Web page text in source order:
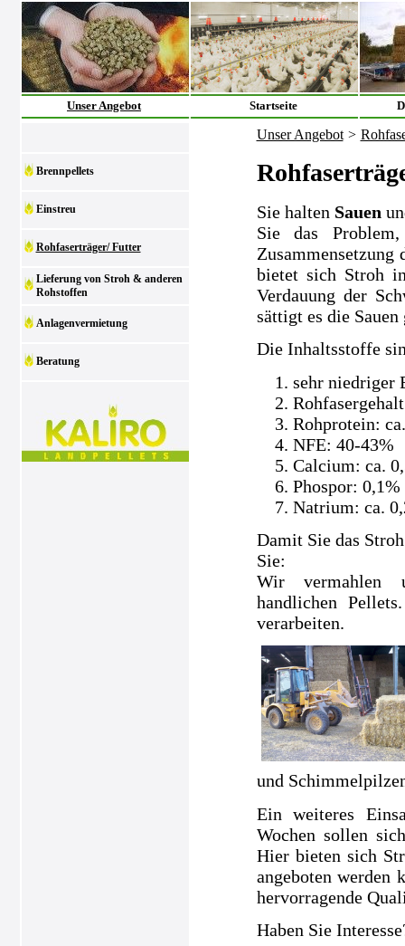
Unser Angebot Startseite
Brennpellets
Einstreu
Rohfaserträger/ Futter
Lieferung von Stroh & anderen
Rohstoffen
Anlagenvermietung
Beratung
Unser Angebot >
Sie halten Sauen
Sie das
bietet sich Stroh
Verdauung der
sättigt es die Sauen
Die Inhaltsstoffe
sehr niedriger
Rohprotein:
NFE: 40-43%
Calcium: ca.
Phospor: 0,1%
Natrium: ca.
Damit Sie das
Sie:
Wir vermahlen
handlichen
verarbeiten.
und
Ein weiteres
Wochen sollen
Hier bieten sich
angeboten werden
hervorragende
Haben Sie